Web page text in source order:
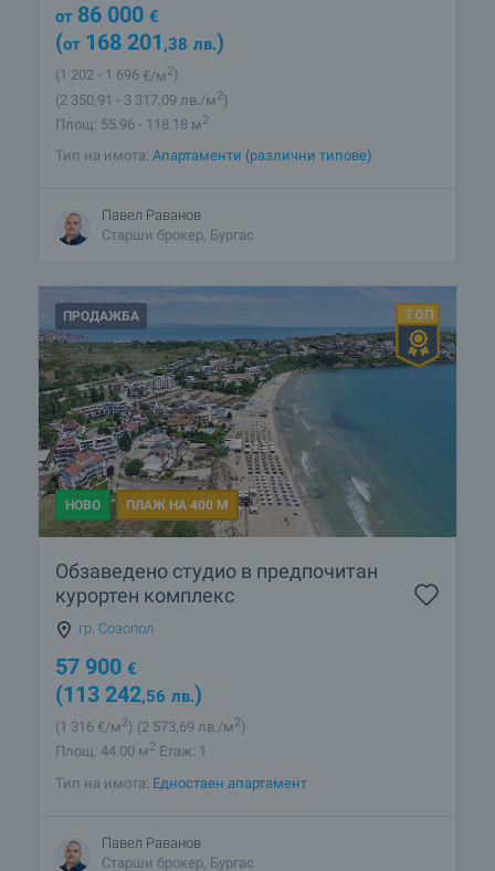
от 86 000 €
(от 168 201 ,38 лв.)
(1 202 - 1 696 €/м2)
(2 350 ,91 - 3 317 ,09 лв./м2)
Площ: 55.96 - 118.18 м2
Тип на имота: Апартаменти (различни типове)
Павел Раванов
Старши брокер, Бургас
ПРОДАЖБА
НОВО ПЛАЖ НА 400 М
Обзаведено студио в предпочитан
курортен комплекс
гр. Созопол
57 900 €
(113 242,56 лв.)
(1 316 €/м2) (2 573,69 лв./м2)
Площ: 44.00 м2 Етаж: 1
Тип на имота: Едностаен апартамент
Павел Раванов
Старши брокер, Бургас